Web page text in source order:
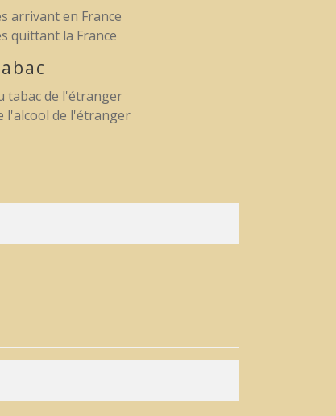
arrivant en France
quittant la France
tabac de l'étranger
l'alcool de l'étranger